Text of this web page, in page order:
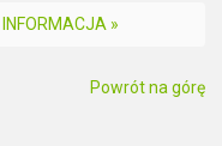
INFORMACJA »
Powrót na górę